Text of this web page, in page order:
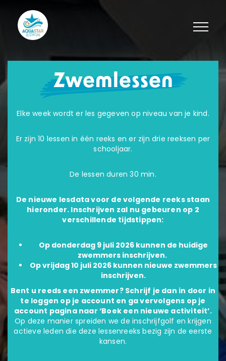
Zwemlessen
Elke week wordt er les gegeven op niveau van je kind.
Er zijn 10 lessen in één reeks en er zijn drie reeksen per
schooljaar.
De lessen duren 30 min.
De nieuwe lesdata voor de volgende reeks staan
hieronder. Inschrijven zal nu gebeuren op 2
verschillende tijdstippen:
Op donderdag 9 juli 2026 kunnen de huidige
zwemmers inschrijven.
Op vrijdag 10 juli 2026 kunnen nieuwe zwemmers
inschrijven.
Bent u reeds een zwemmer? Schrijf je dan in door in
te loggen op je account en ga vervolgens op je
account pagina naar ‘Boek een nieuwe activiteit’.
Op deze manier spreiden we de inschrijfgolf en krijgen
actieve leden die deze lessenreeks bezig zijn de eerste
kansen.